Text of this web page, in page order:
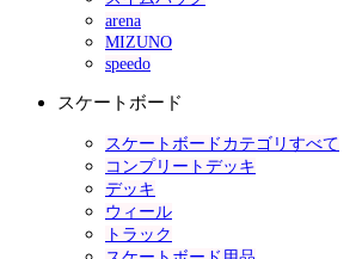
arena
MIZUNO
speedo
スケートボード
スケートボードカテゴリすべて
コンプリートデッキ
デッキ
ウィール
トラック